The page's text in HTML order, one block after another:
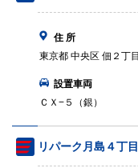
住 所
東京都 中央区 佃２丁
設置車両
ＣＸ−５（銀）
リパーク月島４丁